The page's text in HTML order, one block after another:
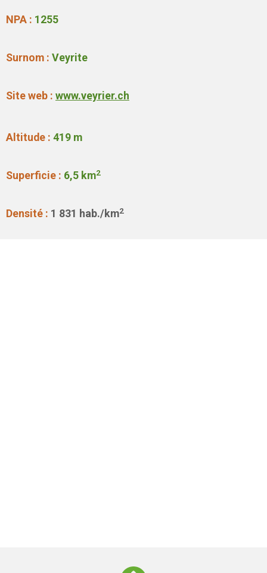
NPA : 1255
Surnom : Veyrite
Site web : www.veyrier.ch
Altitude : 419 m
Superficie : 6,5 km2
Densité : 1 831 hab./km2